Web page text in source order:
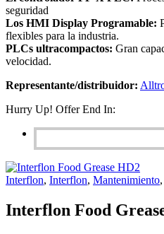
seguridad
Los HMI Display Programable:
flexibles para la industria.
PLCs ultracompactos: Gran
velocidad.
Representante/distribuidor:
Hurry Up! Offer End In:
Interflon, Interflon, Mantenimiento,
Interflon Food